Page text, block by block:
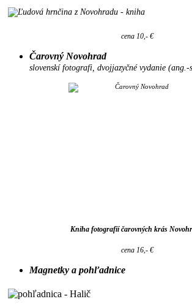
cena 10,- €
Čarovný Novohrad
slovenskí fotografi, dvojjazyčné vydanie (ang.-
Kniha fotografií čarovných krás
cena 16,- €
Magnetky a pohľadnice